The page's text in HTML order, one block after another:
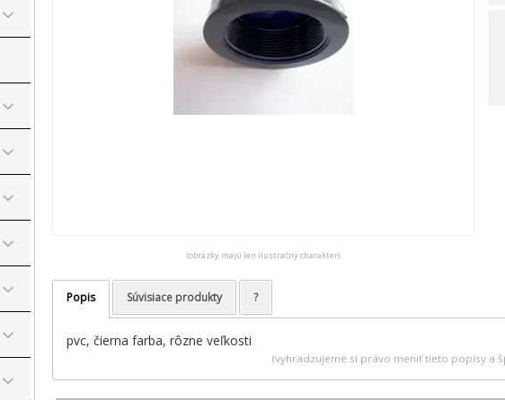
(obrázky majú len ilustračný charakter)
Popis Súvisiace produkty ?
pvc, čierna farba, rôzne veľkosti
(vyhradzujeme si právo meniť tieto popisy a